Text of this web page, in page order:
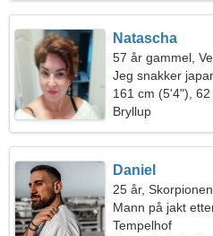
Natascha
57 år gammel,
Jeg snakker
161 cm (5'4"),
Bryllup
Daniel
25 år, Skorpionen
Mann på jakt
Tempelhof